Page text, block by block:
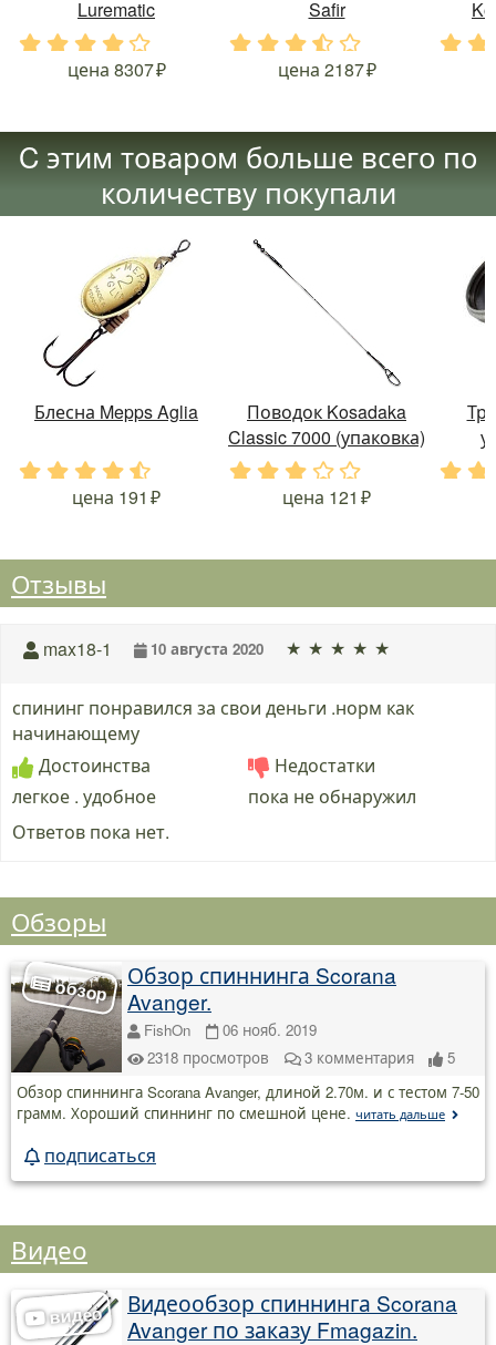
Lurematic
. . .
цена 8307
Safir
. . .
цена 2187
C этим товаром больше всего по
количеству покупали
Блесна Mepps Aglia
. . .
цена 191
Поводок Kosadaka
Classic 7000 (упаковка)
. . .
цена 121
Отзывы
max18-1 10 августа 2020 ★ ★ ★ ★ ★
спининг понравился за свои деньги .норм как
начинающему
Достоинства
легкое . удобное
Недостатки
пока не обнаружил
Ответов пока нет.
Обзоры
Обзор спиннинга Scorana
Avanger.
FishOn
06 нояб. 2019
2318 просмотров 3 комментария
5
Обзор спиннинга Scorana Avanger, длиной 2.70м. и с тестом 7-50
грамм. Хороший спиннинг по смешной цене. читать дальше
подписаться
Видео
Видеообзор спиннинга Scorana
Avanger по заказу Fmagazin.